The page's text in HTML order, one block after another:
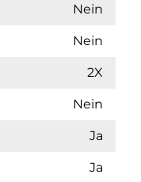
Nein
Nein
2X
Nein
Ja
Ja